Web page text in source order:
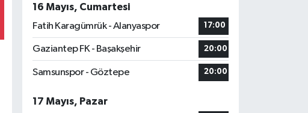
16 Mayıs, Cumartesi
Fatih Karagümrük - Alanyaspor
17:00
Gaziantep FK - Başakşehir 20:00
Samsunspor - Göztepe 20:00
17 Mayıs, Pazar